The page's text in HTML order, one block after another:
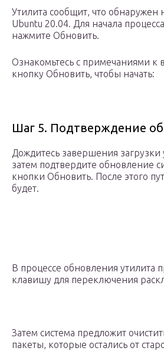
Утилита сообщит, что обнаружен
Ubuntu 20.04. Для начала
нажмите Обновить.
Ознакомьтесь с примечаниями к
кнопку Обновить, чтобы начать:
Шаг 5. Подтверждение
Дождитесь завершения загрузки
затем подтвердите обновление
кнопки Обновить. После этого
будет.
В процессе обновления утилита
клавишу для переключения
Затем система предложит
пакеты, которые остались от